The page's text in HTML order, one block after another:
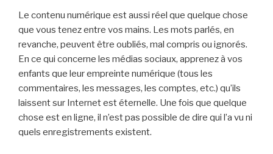
Le contenu numérique est aussi réel que quelque chose
que vous tenez entre vos mains. Les mots parlés, en
revanche, peuvent être oubliés, mal compris ou ignorés.
En ce qui concerne les médias sociaux, apprenez à vos
enfants que leur empreinte numérique (tous les
commentaires, les messages, les comptes, etc.) qu’ils
laissent sur Internet est éternelle. Une fois que quelque
chose est en ligne, il n’est pas possible de dire qui l’a vu ni
quels enregistrements existent.